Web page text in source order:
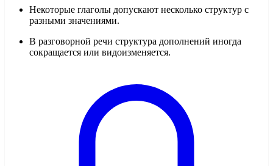
Некоторые глаголы допускают несколько структур с
разными значениями.
В разговорной речи структура дополнений иногда
сокращается или видоизменяется.